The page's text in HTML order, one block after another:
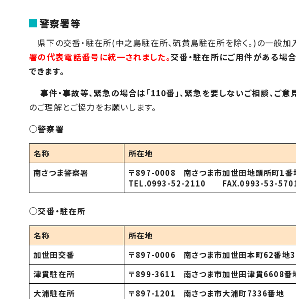
警察署等
県下の交番・駐在所(中之島駐在所、硫黄島駐在所を除く。)の一般加
署の代表電話番号に統一されました。交番・駐在所にご用件がある場
できます。
事件・事故等、緊急の場合は「110番」、緊急を要しないご相談、ご意
のご理解とご協力をお願いします。
○警察署
名称
所在地
南さつま警察署
〒897-0008 南さつま市加世田地頭所町1番
TEL.0993-52-2110
FAX.0993-53-
○交番・駐在所
名称
所在地
加世田交番
〒897-0006 南さつま市加世田本町62番地3
津貫駐在所
〒899-3611 南さつま市加世田津貫6608番
大浦駐在所
〒897-1201 南さつま市大浦町7336番地